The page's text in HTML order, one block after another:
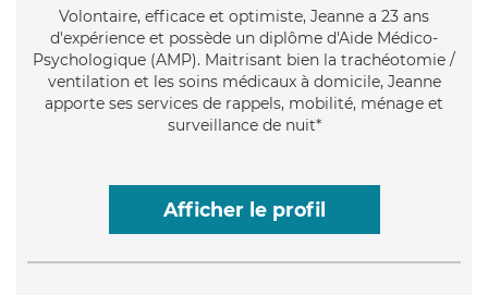
Volontaire, efficace et optimiste, Jeanne a 23 ans
d'expérience et possède un diplôme d'Aide Médico-
Psychologique (AMP). Maitrisant bien la trachéotomie /
ventilation et les soins médicaux à domicile, Jeanne
apporte ses services de rappels, mobilité, ménage et
surveillance de nuit*
Afficher le profil